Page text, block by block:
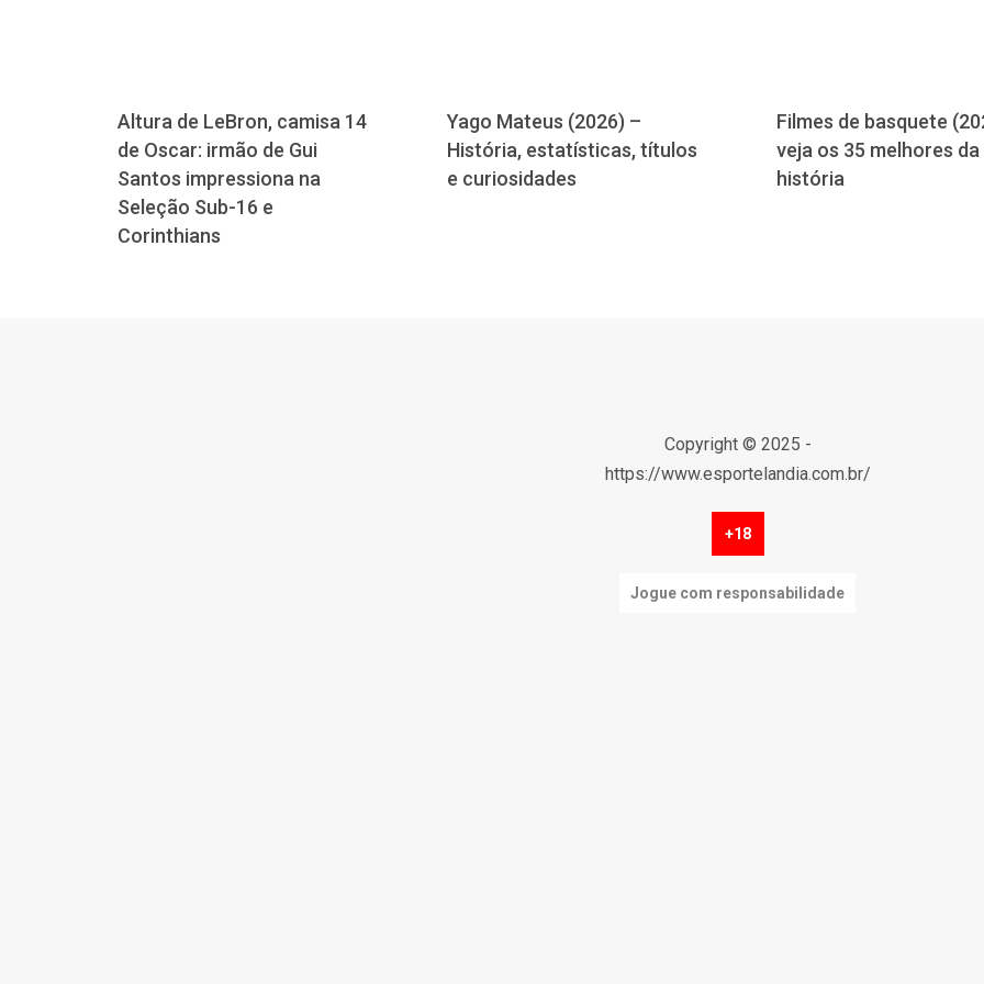
Altura de LeBron, camisa 14
de Oscar: irmão de Gui
Santos impressiona na
Seleção Sub-16 e
Corinthians
Yago Mateus (2026) –
História, estatísticas, títulos
e curiosidades
Filmes de basquete
veja os 35 melhores da
história
Copyright © 2025 -
https://www.esportelandia.com.br/
+18
Jogue com responsabilidade